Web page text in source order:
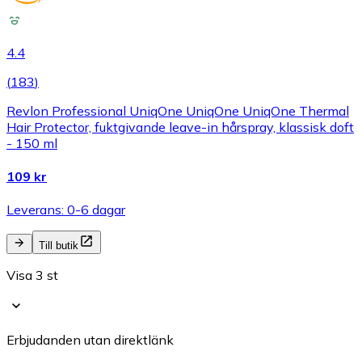
4.4
(183)
Revlon Professional UniqOne UniqOne UniqOne Thermal
Hair Protector, fuktgivande leave-in hårspray, klassisk doft
- 150 ml
109 kr
Leverans: 0-6 dagar
Till butik
Visa 3 st
Erbjudanden utan direktlänk